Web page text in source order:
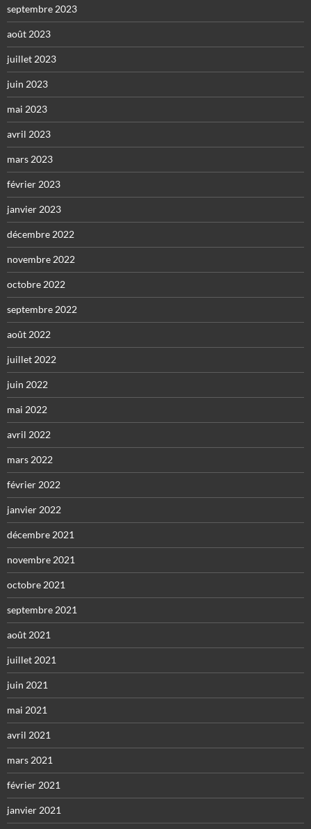
septembre 2023
août 2023
juillet 2023
juin 2023
mai 2023
avril 2023
mars 2023
février 2023
janvier 2023
décembre 2022
novembre 2022
octobre 2022
septembre 2022
août 2022
juillet 2022
juin 2022
mai 2022
avril 2022
mars 2022
février 2022
janvier 2022
décembre 2021
novembre 2021
octobre 2021
septembre 2021
août 2021
juillet 2021
juin 2021
mai 2021
avril 2021
mars 2021
février 2021
janvier 2021